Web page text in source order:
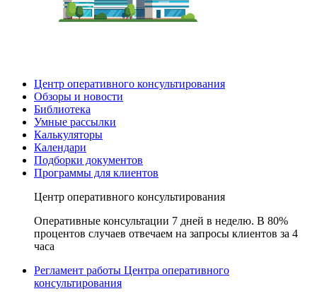
Центр оперативного консультирования
Обзоры и новости
Библиотека
Умные рассылки
Калькуляторы
Календари
Подборки документов
Программы для клиентов
Центр оперативного консультирования
Оперативные консультации 7 дней в неделю. В 80%
процентов случаев отвечаем на запросы клиентов за 4
часа
Регламент работы Центра оперативного
консультирования